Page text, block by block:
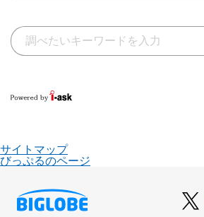
サイトマップ
びっぷるのページ